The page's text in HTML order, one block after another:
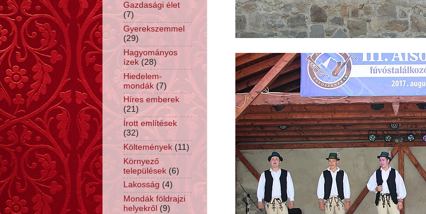
Gazdasági élet
(7)
Gyerekszemmel
(29)
Hagyományos
ízek (28)
Hiedelem-
mondák (7)
Híres emberek
(21)
Írott említések
(32)
Költemények (11)
Környező
települések (6)
Lakosság (4)
Mondák földrajzi
helyekről (9)